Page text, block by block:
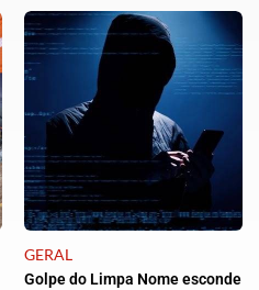
GERAL
Golpe do Limpa Nome esconde